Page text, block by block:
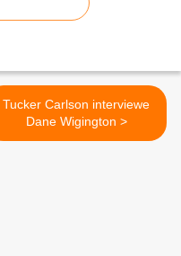
Tucker Carlson interviewe
Dane Wigington >